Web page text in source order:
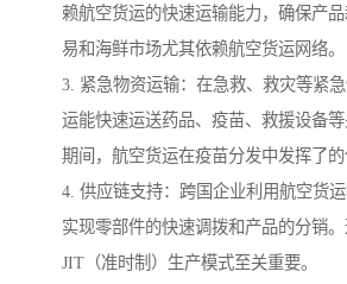
赖航空货运的快速运输能力，确保产
易和海鲜市场尤其依赖航空货运网络。
3. 紧急物资运输：在急救、救灾等紧
运能快速运送药品、疫苗、救援设备
期间，航空货运在疫苗分发中发挥了的
4. 供应链支持：跨国企业利用航空货运
实现零部件的快速调拨和产品的分销
JIT（准时制）生产模式至关重要。